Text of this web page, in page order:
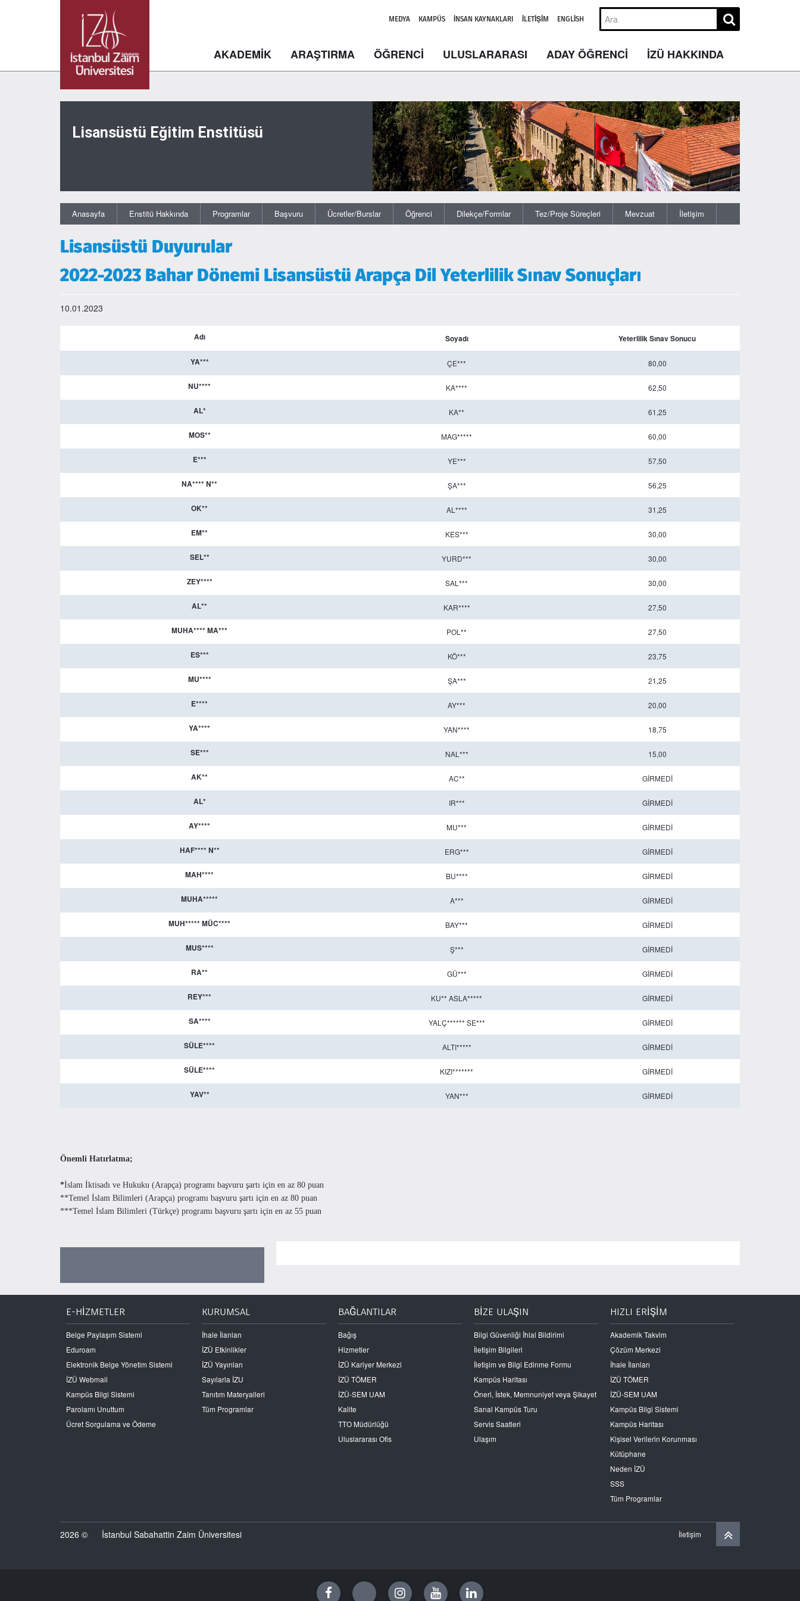
MEDYA KAMPÜS İNSAN KAYNAKLARI İLETIŞIM ENGLISH
AKADEMİK ARAŞTIRMA ÖĞRENCİ ULUSLARARASI ADAY ÖĞRENCİ İZÜ HAKKINDA
Lisansüstü Eğitim Enstitüsü
Anasayfa Enstitü Hakkında Programlar Başvuru Ücretler/Burslar Öğrenci Dilekçe/Formlar Tez/Proje Süreçleri Mevzuat İletişim
Lisansüstü Duyurular
2022-2023 Bahar Dönemi Lisansüstü Arapça Dil Yeterlilik Sınav Sonuçları
10.01.2023
Adı Soyadı Yeterlilik Sınav Sonucu
YA*** ÇE*** 80,00
NU**** KA**** 62,50
AL* KA** 61,25
MOS** MAG***** 60,00
E*** YE*** 57,50
NA**** N** ŞA*** 56,25
OK** AL**** 31,25
EM** KES*** 30,00
SEL** YURD*** 30,00
ZEY**** SAL*** 30,00
AL** KAR**** 27,50
MUHA**** MA*** POL** 27,50
ES*** KÖ*** 23,75
MU**** ŞA*** 21,25
E**** AY*** 20,00
YA**** YAN**** 18,75
SE*** NAL*** 15,00
AK** AC** GİRMEDİ
AL* IR*** GİRMEDİ
AY**** MU*** GİRMEDİ
HAF**** N** ERG*** GİRMEDİ
MAH**** BU**** GİRMEDİ
MUHA***** A*** GİRMEDİ
MUH***** MÜC**** BAY*** GİRMEDİ
MUS**** Ş*** GİRMEDİ
RA** GÜ*** GİRMEDİ
REY*** KU** ASLA***** GİRMEDİ
SA**** YALÇ****** SE*** GİRMEDİ
SÜLE**** ALTI***** GİRMEDİ
SÜLE**** KIZI******* GİRMEDİ
YAV** YAN*** GİRMEDİ
Önemli Hatırlatma;
*İslam İktisadı ve Hukuku (Arapça) programı başvuru şartı için en az 80 puan
**Temel İslam Bilimleri (Arapça) programı başvuru şartı için en az 80 puan
***Temel İslam Bilimleri (Türkçe) programı başvuru şartı için en az 55 puan
E-HİZMETLER
Belge Paylaşım Sistemi
Eduroam
Elektronik Belge Yönetim Sistemi
İZÜ Webmail
Kampüs Bilgi Sistemi
Parolamı Unuttum
Ücret Sorgulama ve Ödeme
KURUMSAL
İhale İlanları
İZÜ Etkinlikler
İZÜ Yayınları
Sayılarla İZU
Tanıtım Materyalleri
Tüm Programlar
BAĞLANTILAR
Bağış
Hizmetler
İZÜ Kariyer Merkezi
İZÜ TÖMER
İZÜ-SEM UAM
Kalite
TTO Müdürlüğü
Uluslararası Ofis
BİZE ULAŞIN
Bilgi Güvenliği İhlal Bildirimi
İletişim Bilgileri
İletişim ve Bilgi Edinme Formu
Kampüs Haritası
Öneri, İstek, Memnuniyet veya Şikayet
Sanal Kampüs Turu
Servis Saatleri
Ulaşım
HIZLI ERİŞİM
Akademik Takvim
Çözüm Merkezi
İhale İlanları
İZÜ TÖMER
İZÜ-SEM UAM
Kampüs Bilgi Sistemi
Kampüs Haritası
Kişisel Verilerin Korunması
Kütüphane
Neden İZÜ
SSS
Tüm Programlar
2026 © İstanbul Sabahattin Zaim Üniversitesi İletişim